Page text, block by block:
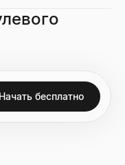
Рассчитайте
любой сайт —
Начать бесплатно